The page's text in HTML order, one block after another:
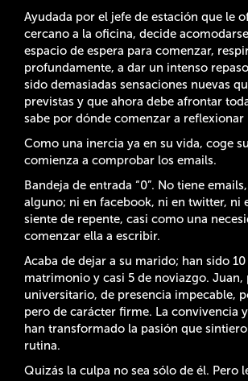
Ayudada por el jefe de estación que le
cercano a la oficina, decide
espacio de espera para comenzar,
profundamente, a dar un intenso
sido demasiadas sensaciones nuevas
previstas y que ahora debe afrontar
sabe por dónde comenzar a reflexionar
Como una inercia ya en su vida, coge
comienza a comprobar los emails.
Bandeja de entrada “0”. No tiene
alguno; ni en facebook, ni en twitter, ni
siente de repente, casi como una
comenzar ella a escribir.
Acaba de dejar a su marido; han sido
matrimonio y casi 5 de noviazgo. Juan,
universitario, de presencia impecable,
pero de carácter firme. La convivencia
han transformado la pasión que
rutina.
Quizás la culpa no sea sólo de él. Pero